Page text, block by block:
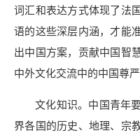
词汇和表达方式体现了法
语的这些深层内涵，才能
出中国方案，贡献中国智
中外文化交流中的中国尊严
文化知识。中国青年
界各国的历史、地理、宗